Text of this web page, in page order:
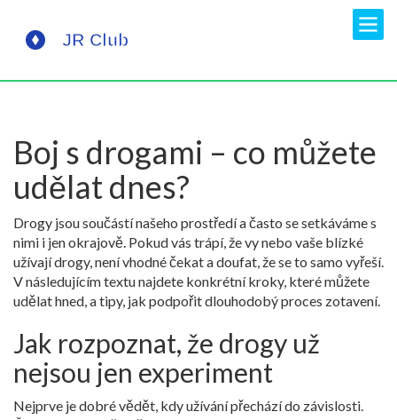
Boj s drogami – co můžete
udělat dnes?
Drogy jsou součástí našeho prostředí a často se setkáváme s
nimi i jen okrajově. Pokud vás trápí, že vy nebo vaše blízké
užívají drogy, není vhodné čekat a doufat, že se to samo vyřeší.
V následujícím textu najdete konkrétní kroky, které můžete
udělat hned, a tipy, jak podpořit dlouhodobý proces zotavení.
Jak rozpoznat, že drogy už
nejsou jen experiment
Nejprve je dobré vědět, kdy užívání přechází do závislosti.